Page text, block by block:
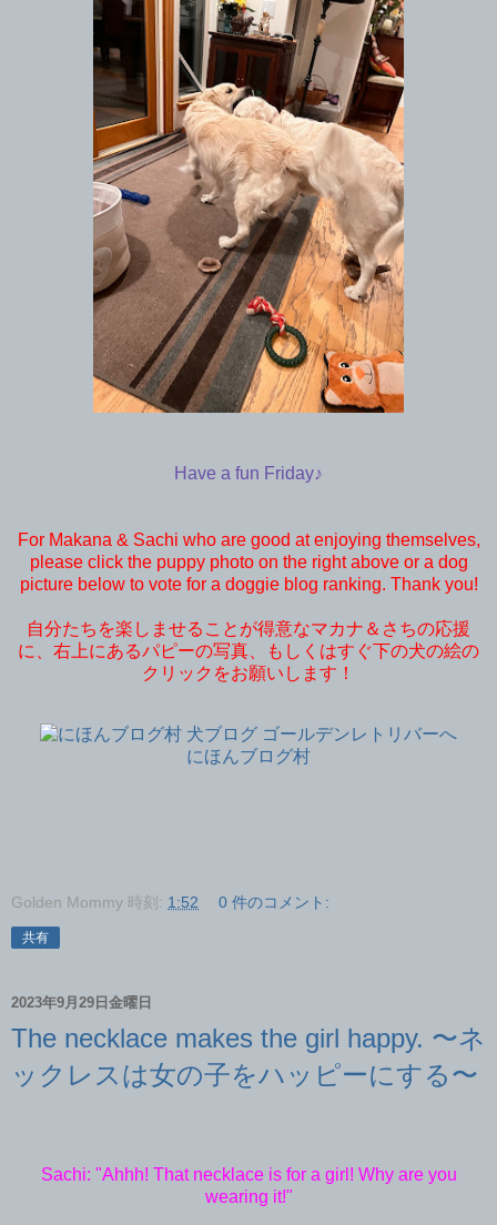
Have a fun Friday♪
For Makana & Sachi who are good at enjoying themselves,
please click the puppy photo on the right above or a dog
picture below to vote for a doggie blog ranking. Thank you!
自分たちを楽しませることが得意なマカナ＆さちの応援
に、右上にあるパピーの写真、もしくはすぐ下の犬の絵の
クリックをお願いします！
にほんブログ村
Golden Mommy 時刻: 1:52 0 件のコメント:
共有
2023年9月29日金曜日
The necklace makes the girl happy. 〜ネ
ックレスは女の子をハッピーにする〜
Sachi: "Ahhh! That necklace is for a girl! Why are you
wearing it!"